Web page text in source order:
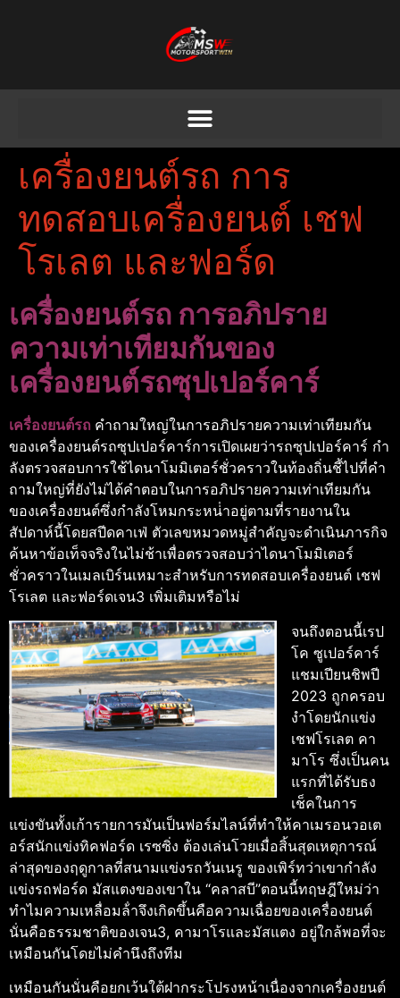
เครื่องยนต์รถ การ
ทดสอบเครื่องยนต์ เชฟ
โรเลต และฟอร์ด
เครื่องยนต์รถ การอภิปราย
ความเท่าเทียมกันของ
เครื่องยนต์รถซุปเปอร์คาร์
เครื่องยนต์รถ คําถามใหญ่ในการอภิปรายความเท่าเทียมกัน
ของเครื่องยนต์รถซุปเปอร์คาร์การเปิดเผยว่ารถซุปเปอร์คาร์ กํา
ลังตรวจสอบการใช้ไดนาโมมิเตอร์ชั่วคราวในท้องถิ่นชี้ไปที่คํา
ถามใหญ่ที่ยังไม่ได้คําตอบในการอภิปรายความเท่าเทียมกัน
ของเครื่องยนต์ซึ่งกําลังโหมกระหน่ําอยู่ตามที่รายงานใน
สัปดาห์นี้โดยสปีดคาเฟ่ ตัวเลขหมวดหมู่สําคัญจะดําเนินภารกิจ
ค้นหาข้อเท็จจริงในไม่ช้าเพื่อตรวจสอบว่าไดนาโมมิเตอร์
ชั่วคราวในเมลเบิร์นเหมาะสําหรับการทดสอบเครื่องยนต์ เชฟ
โรเลต และฟอร์ดเจน3 เพิ่มเติมหรือไม่
จนถึงตอนนี้เรป
โค ซูเปอร์คาร์
แชมเปียนชิพปี
2023 ถูกครอบ
งําโดยนักแข่ง
เชฟโรเลต คา
มาโร ซึ่งเป็นคน
แรกที่ได้รับธง
เช็คในการ
แข่งขันทั้งเก้ารายการมันเป็นฟอร์มไลน์ที่ทําให้คาเมรอนวอเต
อร์สนักแข่งทิคฟอร์ด เรซซิ่ง ต้องเล่นโวยเมื่อสิ้นสุดเหตุการณ์
ล่าสุดของฤดูกาลที่สนามแข่งรถวันเนรู ของเพิร์ทว่าเขากําลัง
แข่งรถฟอร์ด มัสแตงของเขาใน “คลาสบี”ตอนนี้ทฤษฎีใหม่ว่า
ทําไมความเหลื่อมล้ําจึงเกิดขึ้นคือความเฉื่อยของเครื่องยนต์
นั่นคือธรรมชาติของเจน3, คามาโรและมัสแตง อยู่ใกล้พอที่จะ
เหมือนกันโดยไม่คํานึงถึงทีม
เหมือนกันนั่นคือยกเว้นใต้ฝากระโปรงหน้าเนื่องจากเครื่องยนต์